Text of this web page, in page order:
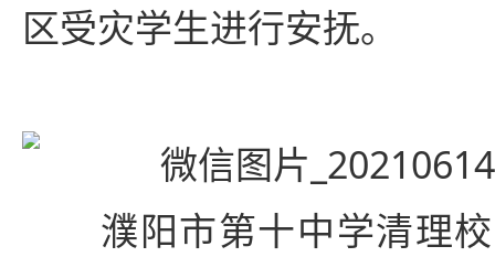
区受灾学生进行安抚。
濮阳市第十中学清理校